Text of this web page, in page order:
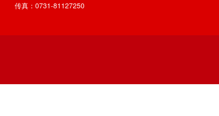
传真：0731-81127250